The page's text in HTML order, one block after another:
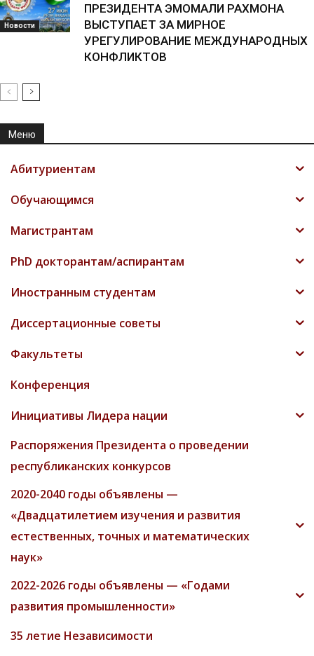
Новости
ПРЕЗИДЕНТА ЭМОМАЛИ РАХМОНА
ВЫСТУПАЕТ ЗА МИРНОЕ
УРЕГУЛИРОВАНИЕ МЕЖДУНАРОДНЫХ
КОНФЛИКТОВ
Меню
Абитуриентам
Обучающимся
Магистрантам
PhD докторантам/аспирантам
Иностранным студентам
Диссертационные советы
Факультеты
Конференция
Инициативы Лидера нации
Распоряжения Президента о проведении
республиканских конкурсов
2020-2040 годы объявлены —
«Двадцатилетием изучения и развития
естественных, точных и математических
наук»
2022-2026 годы объявлены — «Годами
развития промышленности»
35 летие Независимости